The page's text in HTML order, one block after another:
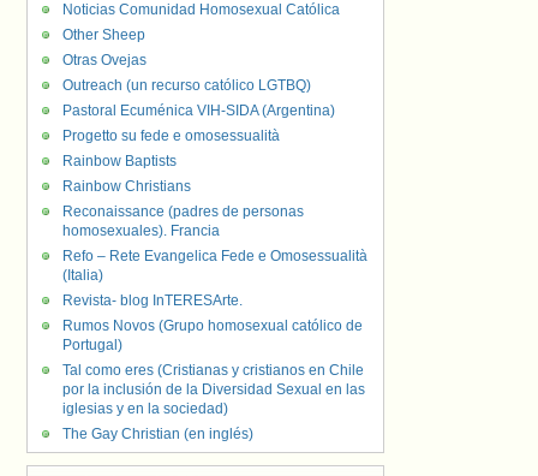
Noticias Comunidad Homosexual Católica
Other Sheep
Otras Ovejas
Outreach (un recurso católico LGTBQ)
Pastoral Ecuménica VIH-SIDA (Argentina)
Progetto su fede e omosessualità
Rainbow Baptists
Rainbow Christians
Reconaissance (padres de personas
homosexuales). Francia
Refo – Rete Evangelica Fede e Omosessualità
(Italia)
Revista- blog InTERESArte.
Rumos Novos (Grupo homosexual católico de
Portugal)
Tal como eres (Cristianas y cristianos en Chile
por la inclusión de la Diversidad Sexual en las
iglesias y en la sociedad)
The Gay Christian (en inglés)